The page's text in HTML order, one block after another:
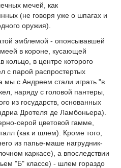
мечей, как
(не говоря уже о шпагах и
оружия).
эмблемой - опоясывавшей
в короне, кусающей
кольцо, в центре которого
парой распростертых
мы с Андреем стали играть "в
наряду с головой пантеры,
из государств, основанных
Дротеля де Ламбоньера).
серой цветовой гамме,
(как и шлем). Кроме того,
из папье-маше нагрудник-
каркасе), а впоследствии
"Б" классе) - шлем гораздо